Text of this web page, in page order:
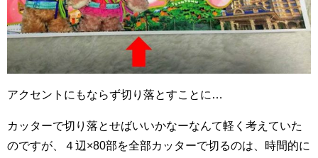
アクセントにもならず切り落とすことに…
カッターで切り落とせばいいかなーなんて軽く考えていた
のですが、４辺×80部を全部カッターで切るのは、時間的に